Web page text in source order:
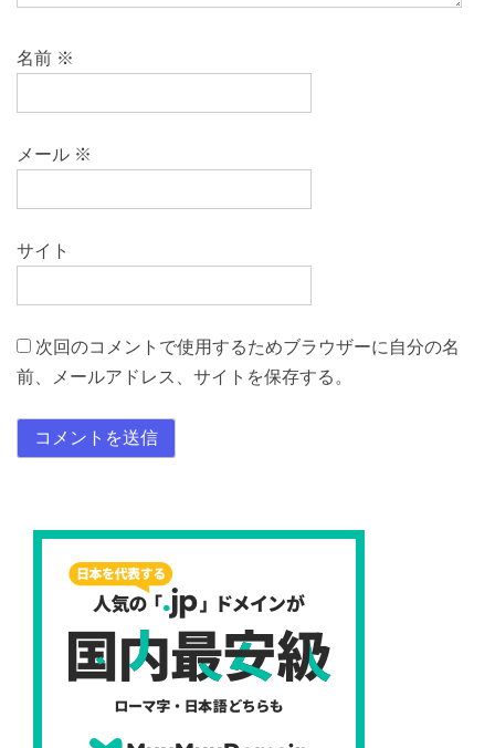
名前 ※
メール ※
サイト
次回のコメントで使用するためブラウザーに自分の名
前、メールアドレス、サイトを保存する。